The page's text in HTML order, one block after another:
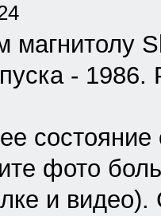
магнитолу
- 1986.
фото
и